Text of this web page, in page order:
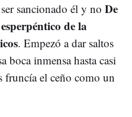
sancionado él y no De
de la
. Empezó a dar saltos
boca inmensa hasta casi
fruncía el ceño como un